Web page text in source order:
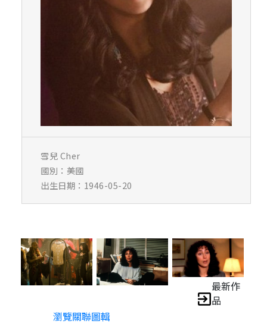
雪兒 Cher
國別：美國
出生日期：1946-05-20
瀏覽關聯圖輯
最新作
品